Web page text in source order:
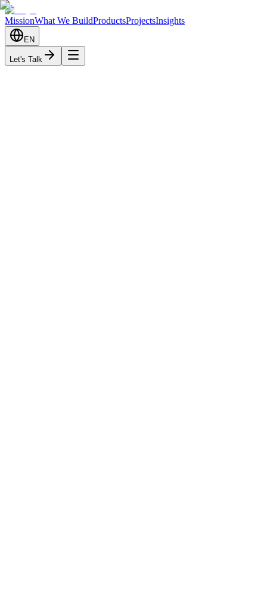
MissionWhat We BuildProductsProjectsInsights
EN
Let's Talk